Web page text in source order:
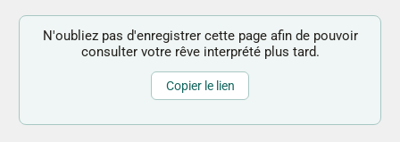
N'oubliez pas d'enregistrer cette page afin de pouvoir
consulter votre rêve interprété plus tard.
Copier le lien